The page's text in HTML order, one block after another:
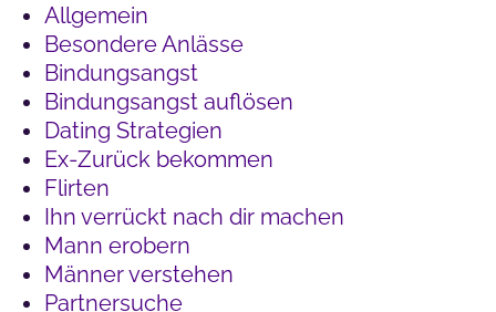
Allgemein
Besondere Anlässe
Bindungsangst
Bindungsangst auflösen
Dating Strategien
Ex-Zurück bekommen
Flirten
Ihn verrückt nach dir machen
Mann erobern
Männer verstehen
Partnersuche